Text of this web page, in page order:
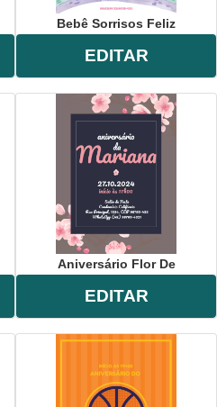
Bebê Sorrisos Feliz
EDITAR
Aniversário Flor De
EDITAR